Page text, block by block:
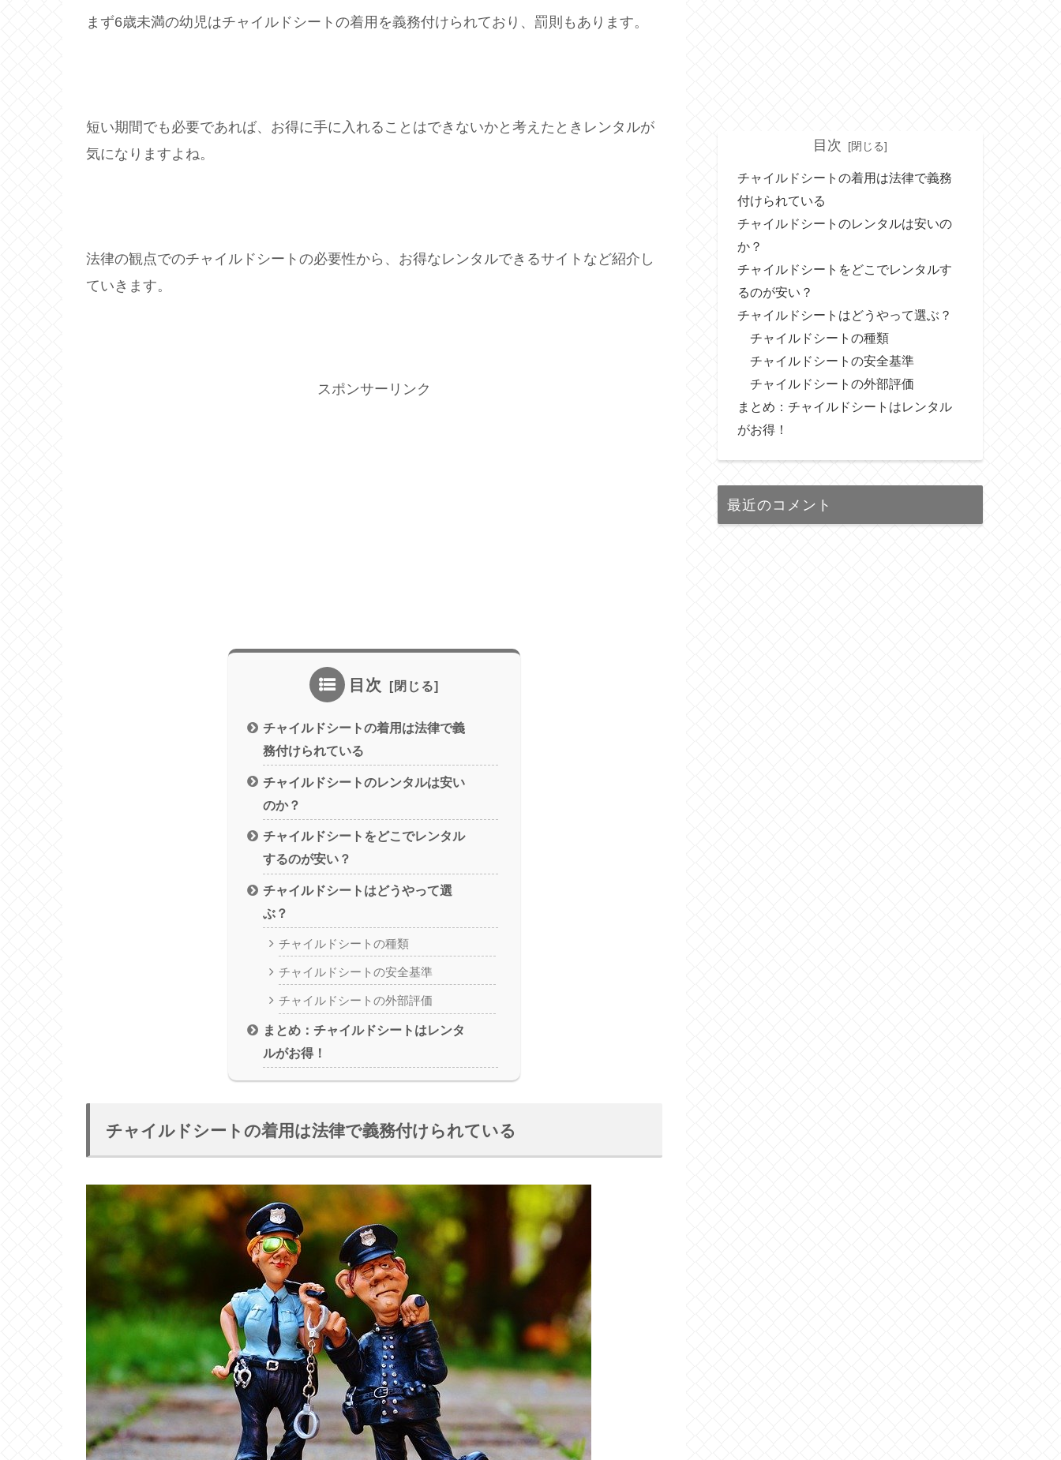
まず6歳未満の幼児はチャイルドシートの着用を義務付けられており、罰則もあります。
短い期間でも必要であれば、お得に手に入れることはできないかと考えたときレンタルが
気になりますよね。
法律の観点でのチャイルドシートの必要性から、お得なレンタルできるサイトなど紹介し
ていきます。
スポンサーリンク
目次
チャイルドシートの着用は法律で義
務付けられている
チャイルドシートのレンタルは安い
のか？
チャイルドシートをどこでレンタル
するのが安い？
チャイルドシートはどうやって選
ぶ？
チャイルドシートの種類
チャイルドシートの安全基準
チャイルドシートの外部評価
まとめ：チャイルドシートはレンタ
ルがお得！
チャイルドシートの着用は法律で義務付けられている
目次
チャイルドシートの着用は法律で義務
付けられている
チャイルドシートのレンタルは安いの
か？
チャイルドシートをどこでレンタルす
るのが安い？
チャイルドシートはどうやって選ぶ？
チャイルドシートの種類
チャイルドシートの安全基準
チャイルドシートの外部評価
まとめ：チャイルドシートはレンタル
がお得！
最近のコメント